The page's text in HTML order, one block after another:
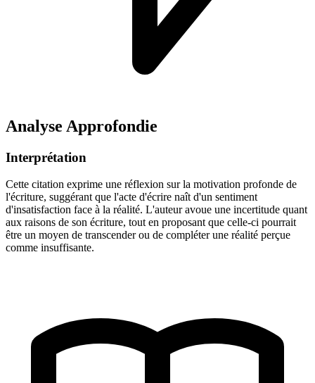
Analyse Approfondie
Interprétation
Cette citation exprime une réflexion sur la motivation profonde de
l'écriture, suggérant que l'acte d'écrire naît d'un sentiment
d'insatisfaction face à la réalité. L'auteur avoue une incertitude quant
aux raisons de son écriture, tout en proposant que celle-ci pourrait
être un moyen de transcender ou de compléter une réalité perçue
comme insuffisante.